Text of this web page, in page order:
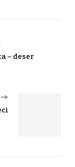
– deser